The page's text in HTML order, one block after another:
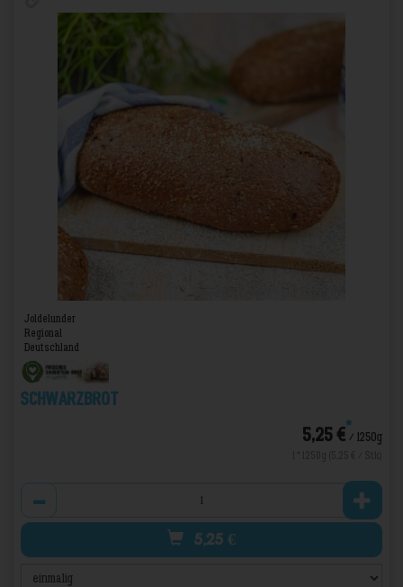
Joldelunder
Regional
Deutschland
Schwarzbrot
5,25 €*/ 1250g
5,25 €